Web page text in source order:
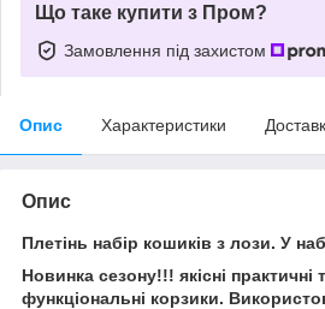
Що таке купити з Пром?
Замовлення під захистом
Опис Характеристики
Опис
Плетінь набір кошиків з лози. У
Новинка сезону!!! якісні практичні
функціональні корзики.